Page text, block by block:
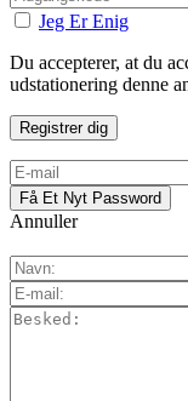
Jeg Er Enig
Du accepterer, at du
udstationering denne
Annuller